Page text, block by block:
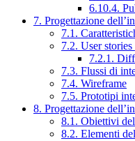
6.10.4.
7. Progettazione
7.1.
7.2. User
7.2.1.
7.3. Flussi di
7.4. Wireframe
7.5. Prototipi
8. Progettazione
8.1. Obiettivi
8.2. Elementi